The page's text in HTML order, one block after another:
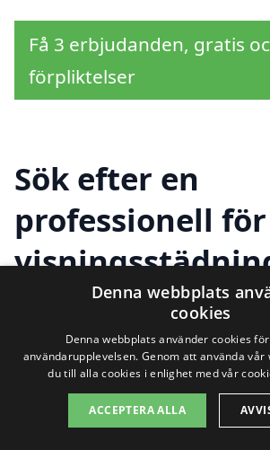
Få 3 erbjudanden, gratis
förpliktelser
Sök efter en
professionell för
andra städer
Gesunda
Att förbereda en visning av
Denna webbplats
cookies
Denna webbplats använder cookies
användarupplevelsen. Genom att använda
du till alla cookies i enlighet med vår
ACCEPTERA ALLA